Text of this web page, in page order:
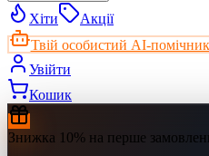
Хіти
Акції
Твій особистий AI-помічник
Увійти
Кошик
Знижка 10% на перше